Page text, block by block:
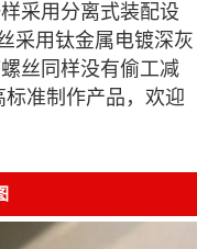
采用分离式装配设
采用钛金属电镀深灰
丝同样没有偷工减
准制作产品，欢迎